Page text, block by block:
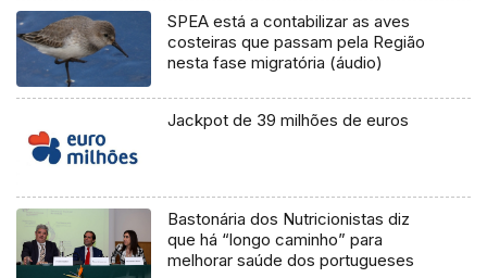
SPEA está a contabilizar as aves
costeiras que passam pela Região
nesta fase migratória (áudio)
Jackpot de 39 milhões de euros
Bastonária dos Nutricionistas diz
que há “longo caminho” para
melhorar saúde dos portugueses